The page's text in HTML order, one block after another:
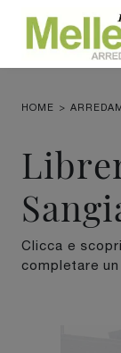
HOME >
Clicca e
completare